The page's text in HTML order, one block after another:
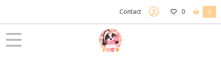
Contact 0 0
FILTRES